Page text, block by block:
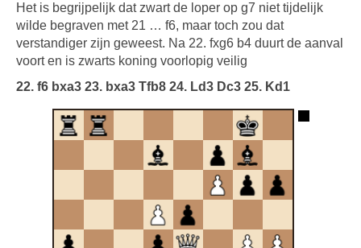
Het is begrijpelijk dat zwart de loper op g7 niet tijdelijk
wilde begraven met 21 … f6, maar toch zou dat
verstandiger zijn geweest. Na 22. fxg6 b4 duurt de aanval
voort en is zwarts koning voorlopig veilig
22. f6 bxa3 23. bxa3 Tfb8 24. Ld3 Dc3 25. Kd1